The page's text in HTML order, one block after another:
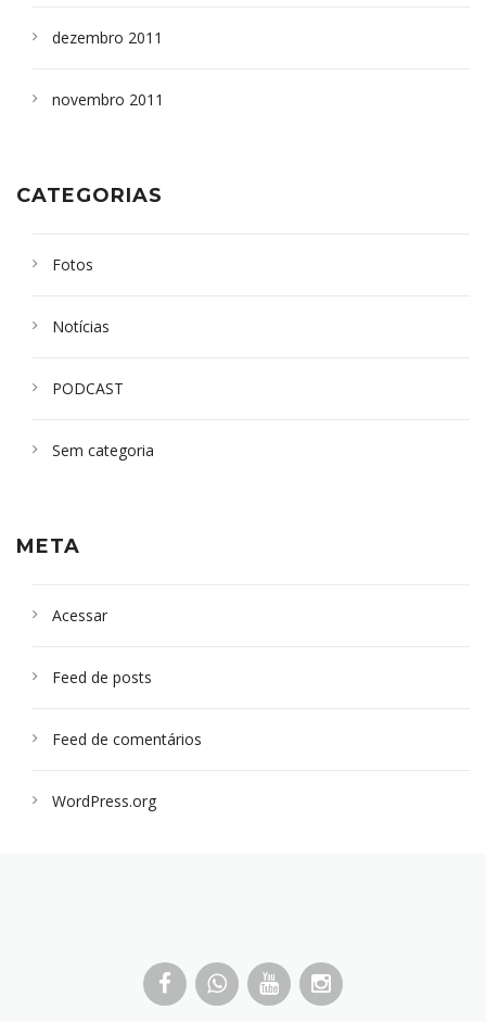
dezembro 2011
novembro 2011
CATEGORIAS
Fotos
Notícias
PODCAST
Sem categoria
META
Acessar
Feed de posts
Feed de comentários
WordPress.org